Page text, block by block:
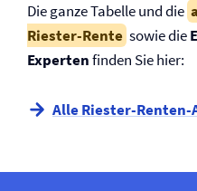
Die ganze Tabelle und die
Riester-Rente sowie die
Expertenfinden Sie hier:
Alle Riester-Renten-